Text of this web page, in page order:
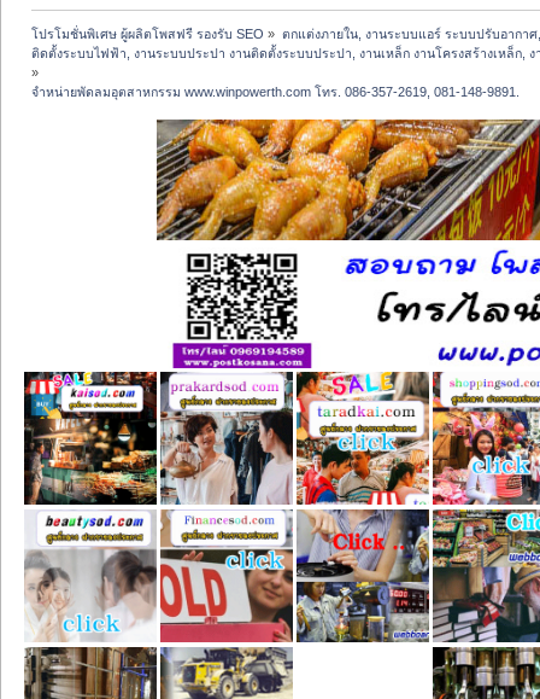
โปรโมชั่นพิเศษ ผู้ผลิตโพสฟรี รองรับ SEO » ตกแต่งภายใน, งานระบบแอร์ ระบบปรับอากา
ติดตั้งระบบไฟฟ้า, งานระบบประปา งานติดตั้งระบบประปา, งานเหล็ก งานโครงสร้างเหล็ก
»
จำหน่ายพัดลมอุตสาหกรรม www.winpowerth.com โทร. 086-357-2619, 081-148-9891.